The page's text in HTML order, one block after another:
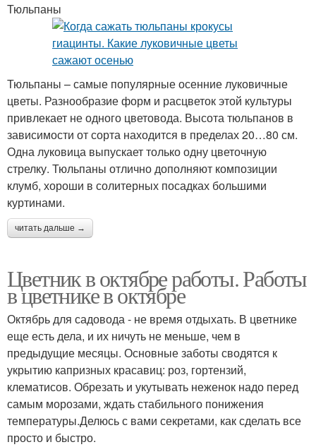
Тюльпаны
Тюльпаны – самые популярные осенние луковичные
цветы. Разнообразие форм и расцветок этой культуры
привлекает не одного цветовода. Высота тюльпанов в
зависимости от сорта находится в пределах 20…80 см.
Одна луковица выпускает только одну цветочную
стрелку. Тюльпаны отлично дополняют композиции
клумб, хороши в солитерных посадках большими
куртинами.
читать дальше →
Цветник в октябре работы. Работы
в цветнике в октябре
Октябрь для садовода - не время отдыхать. В цветнике
еще есть дела, и их ничуть не меньше, чем в
предыдущие месяцы. Основные заботы сводятся к
укрытию капризных красавиц: роз, гортензий,
клематисов. Обрезать и укутывать неженок надо перед
самым морозами, ждать стабильного понижения
температуры.Делюсь с вами секретами, как сделать все
просто и быстро.